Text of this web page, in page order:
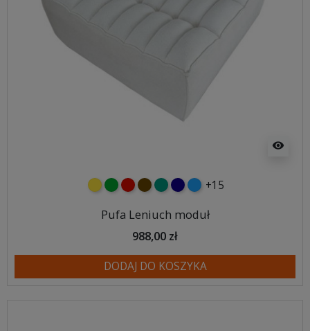
visibility
żółtyzielonyczerwony
czekoladowy
turkusowy
granatowy
niebieski
+15
Pufa Leniuch moduł
988,00 zł
DODAJ DO KOSZYKA